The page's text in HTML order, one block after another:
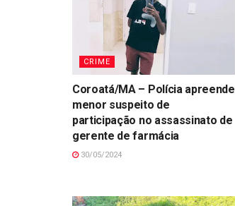
CRIME
Coroatá/MA – Polícia apreende
menor suspeito de
participação no assassinato de
gerente de farmácia
30/05/2024